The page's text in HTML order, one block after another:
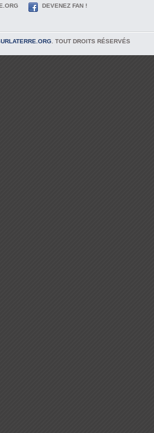
DEVENEZ FAN !
. TOUT DROITS RÉSERVÉS